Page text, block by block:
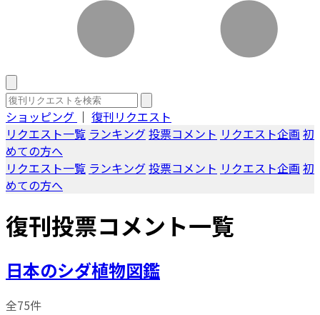
ショッピング ｜ 復刊リクエスト
リクエスト一覧 ランキング投票コメント リクエスト企画 初
めての方へ
リクエスト一覧 ランキング投票コメント リクエスト企画 初
めての方へ
復刊投票コメント一覧
日本のシダ植物図鑑
全75件